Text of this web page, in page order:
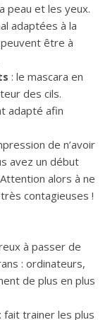
peau et les yeux.
adaptées à la
être à
: le mascara en
des cils.
adapté afin
de n’avoir
avez un début
alors à ne
contagieuses !
à passer de
: ordinateurs,
de plus en plus
fait trainer les plus